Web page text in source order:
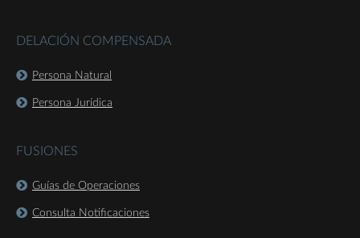
DELACIÓN COMPENSADA
Persona Natural
Persona Jurídica
FUSIONES
Guías de Operaciones
Consulta Notificaciones